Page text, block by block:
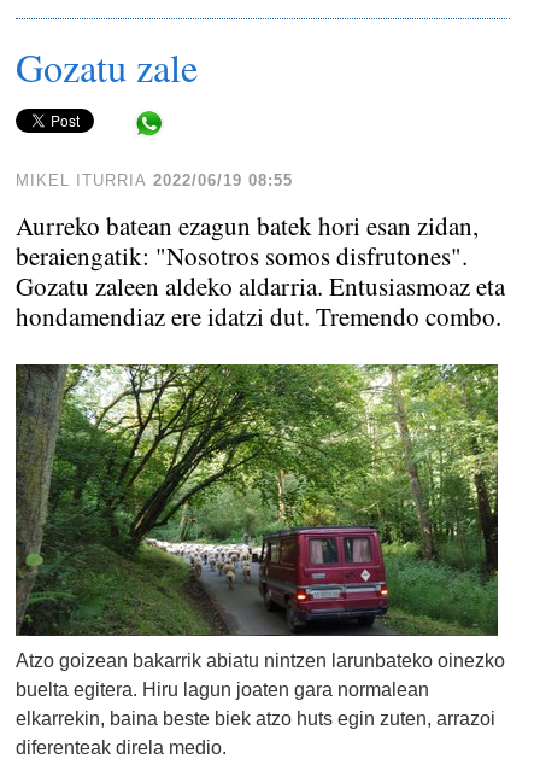
Gozatu zale
MIKEL ITURRIA 2022/06/19 08:55
Aurreko batean ezagun batek hori esan zidan,
beraiengatik: "Nosotros somos disfrutones".
Gozatu zaleen aldeko aldarria. Entusiasmoaz eta
hondamendiaz ere idatzi dut. Tremendo combo.
Atzo goizean bakarrik abiatu nintzen larunbateko oinezko
buelta egitera. Hiru lagun joaten gara normalean
elkarrekin, baina beste biek atzo huts egin zuten, arrazoi
diferenteak direla medio.